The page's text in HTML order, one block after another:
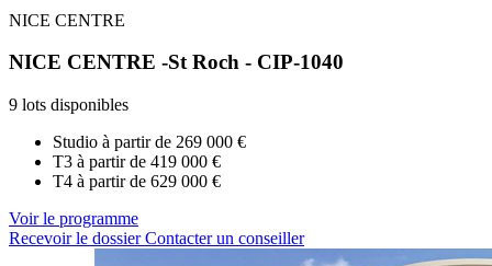
NICE CENTRE
NICE CENTRE -St Roch - CIP-1040
9 lots disponibles
Studio à partir de 269 000 €
T3 à partir de 419 000 €
T4 à partir de 629 000 €
Voir le programme
Recevoir le dossierContacter un conseiller